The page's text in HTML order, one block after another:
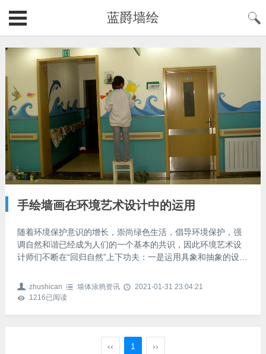
蓝爵墙绘
手绘墙画在环境艺术设计中的运用
随着环境保护意识的增长，崇尚绿色生活，倡导环境保护，强
调自然和谐已经成为人们的一个基本的共识，因此环境艺术设
计师们不断在“回归自然”上下功夫：一是运用具象和抽象的设计
无污染的装饰材料。手绘墙画以墙漆和丙烯为主要材料。丙烯
是20世纪50年代开发运用的水性颜料，没有甲醛等挥发性污染
zhushican 墙体涂鸦资讯
2021-01-31 23:04:21
1216已阅读
‹‹ 1 ››